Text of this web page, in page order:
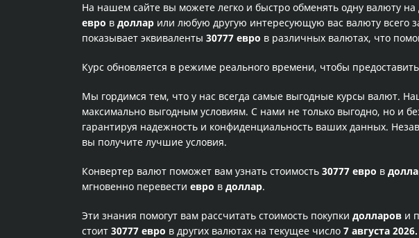
На нашем сайте вы можете легко и быстро обменять одну валюту
евро в доллар или любую другую интересующую вас валюту всего
показывает эквиваленты 30777 евро в различных валютах, что
Курс обновляется в режиме реального времени, чтобы
Мы гордимся тем, что у нас всегда самые выгодные курсы валют.
максимально выгодным условиям. С нами не только выгодно, но и
гарантируя надежность и конфиденциальность ваших данных.
вы получите лучшие условия.
Конвертер валют поможет вам узнать стоимость 30777 евро в
мгновенно перевести евро в доллар.
Эти знания помогут вам рассчитать стоимость покупки долларов и
стоит 30777 евро в других валютах на текущее число 7 августа 2026.